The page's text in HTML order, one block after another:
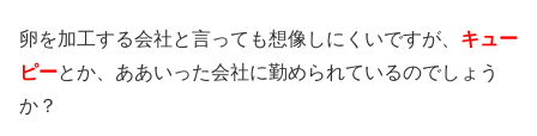
卵を加工する会社と言っても想像しにくいですが、 キュー
ピーとか、ああいった会社に勤められているのでしょう
か？